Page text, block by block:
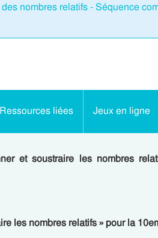
nombres relatifs - Séquence
Ressources liées Jeux en ligne
et soustraire les nombres
les nombres relatifs » pour la